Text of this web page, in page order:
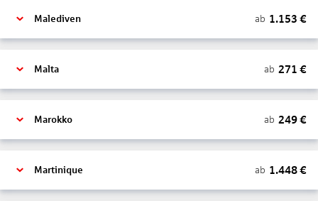
Malediven ab 1.153 €
Malta ab 271 €
Marokko ab 249€
Martinique ab 1.448€